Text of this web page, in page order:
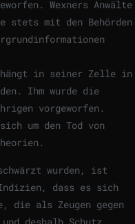
Wexners Anwälte
stets mit den Behörden
in seiner Zelle in
Ihm wurde die
vorgeworfen.
um den Tod von
wurden, ist
dass es sich
die als Zeugen gegen